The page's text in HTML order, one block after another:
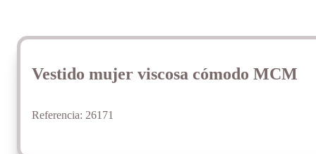
Vestido mujer viscosa cómodo MCM
Referencia: 26171